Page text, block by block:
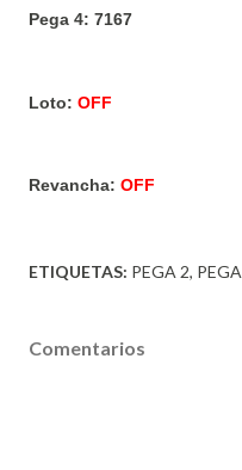
Pega 4: 7167
Loto: OFF
Revancha: OFF
ETIQUETAS: PEGA 2
Comentarios